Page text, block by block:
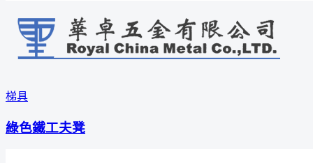
梯具
綠色鐵工夫凳